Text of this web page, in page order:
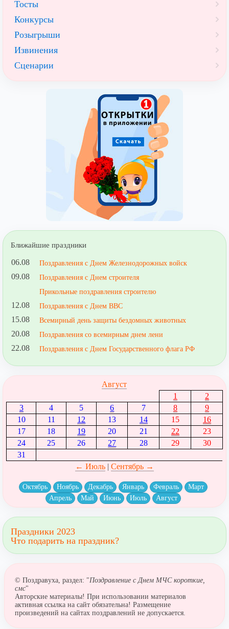
Тосты
Конкурсы
Розыгрыши
Извинения
Сценарии
Ближайшие праздники
06.08 Поздравления с Днем Железнодорожных войск
09.08
Поздравления с Днем строителя
Прикольные поздравления строителю
12.08 Поздравления с Днем ВВС
15.08 Всемирный день защиты бездомных животных
20.08 Поздравления со всемирным днем лени
22.08 Поздравления с Днем Государственного флага РФ
Август
1
2
3
4 5 6 7 8
9
10
11 12 13 14 15
16
17
18 19 20 21 22
23
24
25 26 27 28 29
30
31
← Июль| Сентябрь →
Октябрь Ноябрь Декабрь Январь Февраль
Март
Апрель
Май Июнь Июль Август
Праздники 2023
Что подарить на праздник?
© Поздравуха, раздел: "Поздравление с Днем МЧС короткие,
смс"
Авторские материалы! При использовании материалов
активная ссылка на сайт обязательна! Размещение
произведений на сайтах поздравлений не допускается.